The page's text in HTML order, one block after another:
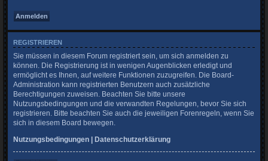
REGISTRIEREN
Sie müssen in diesem Forum registriert sein, um sich anmelden zu
können. Die Registrierung ist in wenigen Augenblicken erledigt und
ermöglicht es Ihnen, auf weitere Funktionen zuzugreifen. Die Board-
Administration kann registrierten Benutzern auch zusätzliche
Berechtigungen zuweisen. Beachten Sie bitte unsere
Nutzungsbedingungen und die verwandten Regelungen, bevor Sie sich
registrieren. Bitte beachten Sie auch die jeweiligen Forenregeln, wenn Sie
sich in diesem Board bewegen.
Nutzungsbedingungen | Datenschutzerklärung